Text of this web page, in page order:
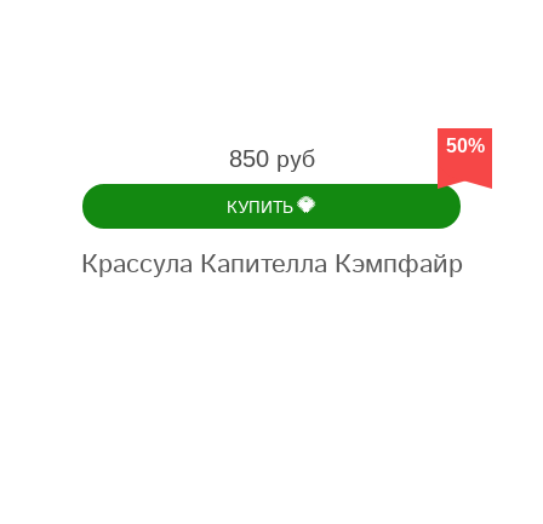
50%
850 руб
КУПИТЬ💎
Крассула Капителла Кэмпфайр